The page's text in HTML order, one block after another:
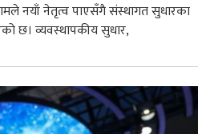
नयाँ नेतृत्व पाएसँगै संस्थागत सुधारका
छ। व्यवस्थापकीय सुधार,